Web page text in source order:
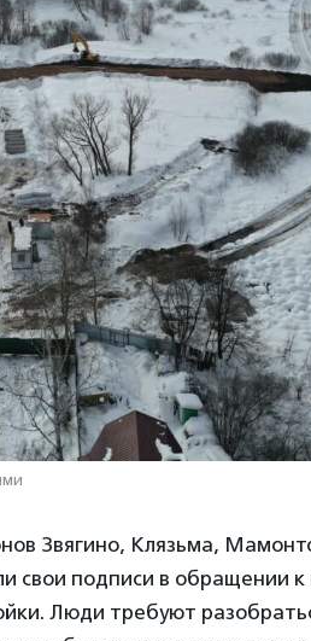
Звягино, Клязьма,
свои подписи в обращении
Люди требуют